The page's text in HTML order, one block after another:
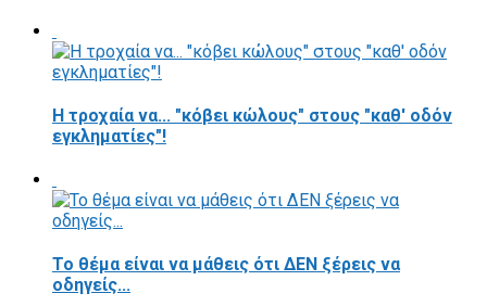
Η τροχαία να... "κόβει κώλους" στους "καθ' οδόν
εγκληματίες"!
Το θέμα είναι να μάθεις ότι ΔΕΝ ξέρεις να
οδηγείς...